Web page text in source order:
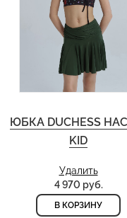
ЮБКА DUCHESS
KID
Удалить
4 970 руб.
В КОРЗИНУ